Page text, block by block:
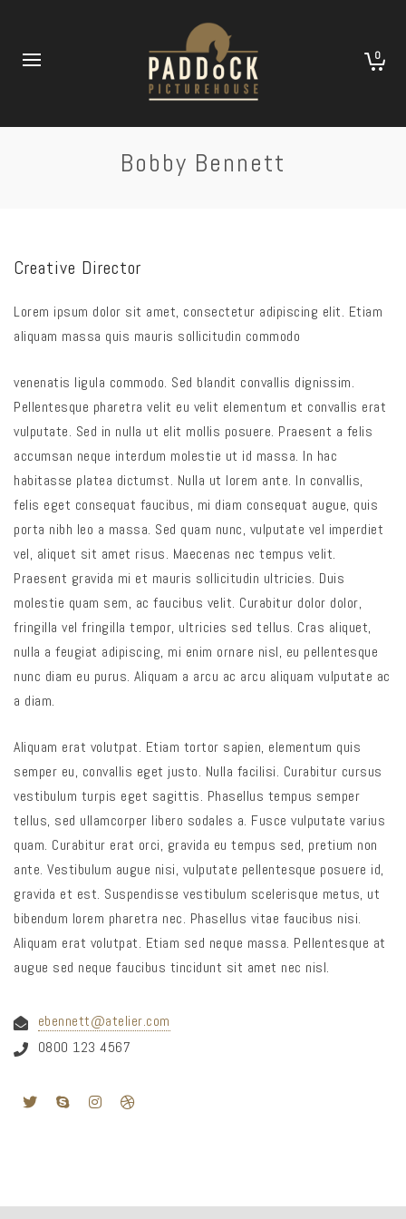
0
Bobby Bennett
Creative Director
Lorem ipsum dolor sit amet, consectetur adipiscing elit. Etiam
aliquam massa quis mauris sollicitudin commodo
venenatis ligula commodo. Sed blandit convallis dignissim.
Pellentesque pharetra velit eu velit elementum et convallis erat
vulputate. Sed in nulla ut elit mollis posuere. Praesent a felis
accumsan neque interdum molestie ut id massa. In hac
habitasse platea dictumst. Nulla ut lorem ante. In convallis,
felis eget consequat faucibus, mi diam consequat augue, quis
porta nibh leo a massa. Sed quam nunc, vulputate vel imperdiet
vel, aliquet sit amet risus. Maecenas nec tempus velit.
Praesent gravida mi et mauris sollicitudin ultricies. Duis
molestie quam sem, ac faucibus velit. Curabitur dolor dolor,
fringilla vel fringilla tempor, ultricies sed tellus. Cras aliquet,
nulla a feugiat adipiscing, mi enim ornare nisl, eu pellentesque
nunc diam eu purus. Aliquam a arcu ac arcu aliquam vulputate ac
a diam.
Aliquam erat volutpat. Etiam tortor sapien, elementum quis
semper eu, convallis eget justo. Nulla facilisi. Curabitur cursus
vestibulum turpis eget sagittis. Phasellus tempus semper
tellus, sed ullamcorper libero sodales a. Fusce vulputate varius
quam. Curabitur erat orci, gravida eu tempus sed, pretium non
ante. Vestibulum augue nisi, vulputate pellentesque posuere id,
gravida et est. Suspendisse vestibulum scelerisque metus, ut
bibendum lorem pharetra nec. Phasellus vitae faucibus nisi.
Aliquam erat volutpat. Etiam sed neque massa. Pellentesque at
augue sed neque faucibus tincidunt sit amet nec nisl.
ebennett@atelier.com
0800 123 4567